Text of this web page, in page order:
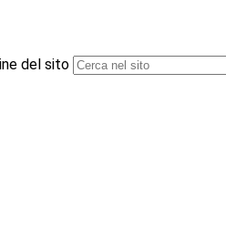
del sito